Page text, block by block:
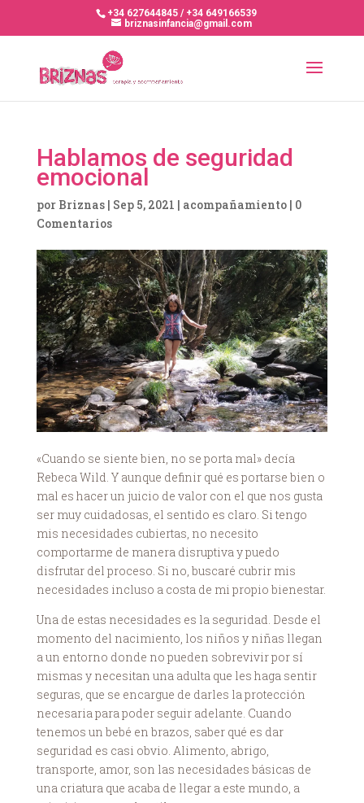
+34 627644845 / +34 649166539
briznasinfancia@gmail.com
Hablamos de seguridad
emocional
por Briznas| Sep 5, 2021 | acompañamiento| 0
Comentarios
«Cuando se siente bien, no se porta mal» decía
Rebeca Wild. Y aunque definir qué es portarse bien o
mal es hacer un juicio de valor con el que nos gusta
ser muy cuidadosas, el sentido es claro. Si tengo
mis necesidades cubiertas, no necesito
comportarme de manera disruptiva y puedo
disfrutar del proceso. Si no, buscaré cubrir mis
necesidades incluso a costa de mi propio bienestar.
Una de estas necesidades es la seguridad. Desde el
momento del nacimiento, los niños y niñas llegan
a un entorno donde no pueden sobrevivir por sí
mismas y necesitan una adulta que les haga sentir
seguras, que se encargue de darles la protección
necesaria para poder seguir adelante. Cuando
tenemos un bebé en brazos, saber qué es dar
seguridad es casi obvio. Alimento, abrigo,
transporte, amor, son las necesidades básicas de
una criatura que acaba de llegar a este mundo, a